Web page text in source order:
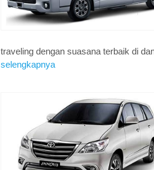
traveling dengan suasana terbaik di
selengkapnya